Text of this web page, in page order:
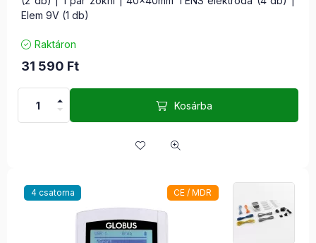
Elem 9V (1 db)
Raktáron
31 590 Ft
Kosárba
4 csatorna CE / MDR